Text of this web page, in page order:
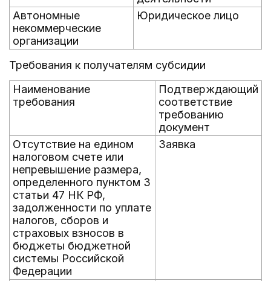
Автономные
некоммерческие
организации
Юридическое лицо
Требования к получателям субсидии
Наименование
требования
Подтверждающий
соответствие
требованию
документ
Отсутствие на едином
налоговом счете или
непревышение размера,
определенного пунктом 3
статьи 47 НК РФ,
задолженности по уплате
налогов, сборов и
страховых взносов в
бюджеты бюджетной
системы Российской
Федерации
Заявка